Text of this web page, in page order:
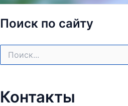
записям
Поиск по сайту
Контакты